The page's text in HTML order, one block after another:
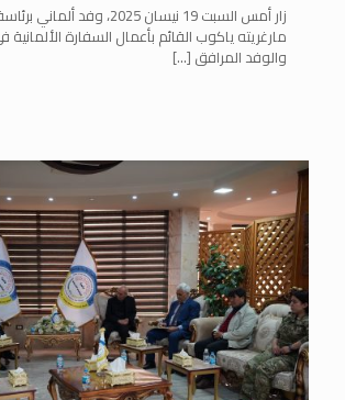
زار أمس السبت 19 نيسان 2025، وفد
مارغريته ياكوب القائم بأعمال السفارة
والوفد المرافق […]